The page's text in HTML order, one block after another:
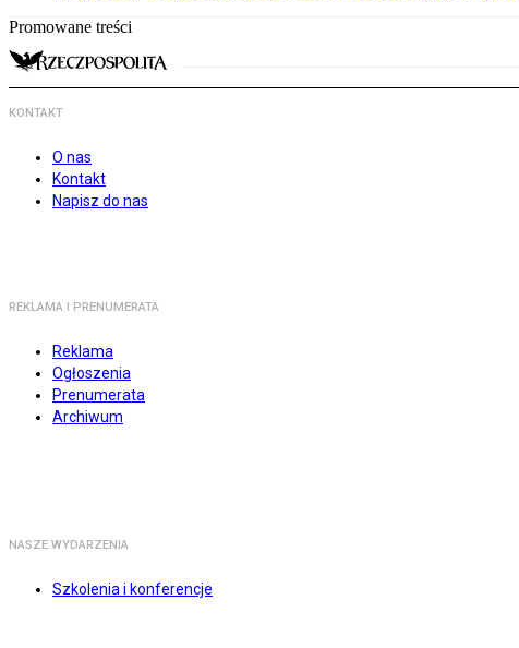
Promowane treści
KONTAKT
O nas
Kontakt
Napisz do nas
REKLAMA I PRENUMERATA
Reklama
Ogłoszenia
Prenumerata
Archiwum
NASZE WYDARZENIA
Szkolenia i konferencje